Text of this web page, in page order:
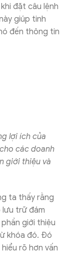
đặt câu lệnh
giúp tinh
đến thông tin
lợi ích của
các doanh
giới thiệu và
ta thấy rằng
lưu trữ đám
phần giới thiệu
khóa đó. Đó
rõ hơn vấn